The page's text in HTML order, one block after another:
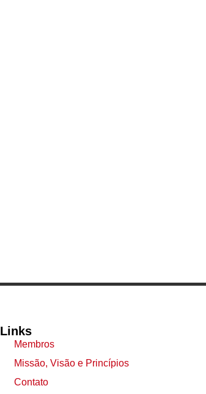
Links
Membros
Missão, Visão e Princípios
Contato